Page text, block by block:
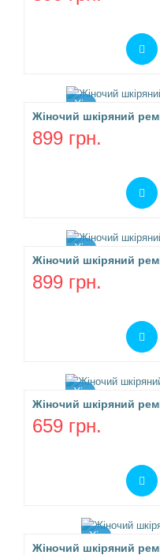
Хіт
Жіночий шкіряний
899 грн.
Хіт
Жіночий шкіряний
899 грн.
Хіт
Жіночий шкіряний
659 грн.
Хіт
Жіночий шкіряний